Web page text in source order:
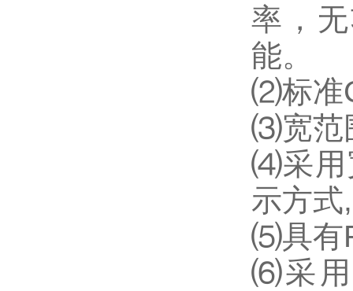
率，
能。
⑵标准
⑶宽
⑷采
示方式
⑸具有
⑹采